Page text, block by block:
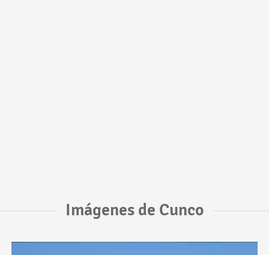
Imágenes de Cunco